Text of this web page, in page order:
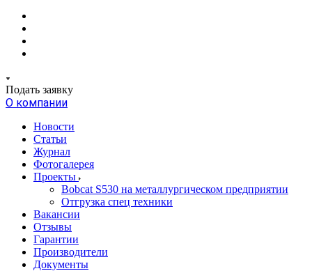
Подать заявку
О компании
Новости
Статьи
Журнал
Фотогалерея
Проекты
Bobcat S530 на металлургическом предприятии
Отгрузка спец техники
Вакансии
Отзывы
Гарантии
Производители
Документы